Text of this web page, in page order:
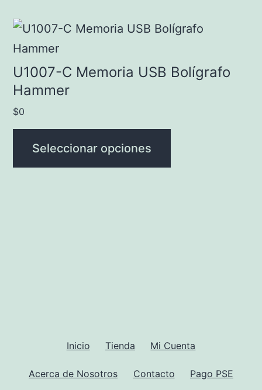
elegir
en
la
página
U1007-C Memoria USB Bolígrafo
Hammer
$0
Seleccionar opciones
Este
producto
tiene
múltiples
variantes.
Las
opciones
se
Inicio Tienda Mi Cuenta
Acerca de Nosotros Contacto Pago PSE